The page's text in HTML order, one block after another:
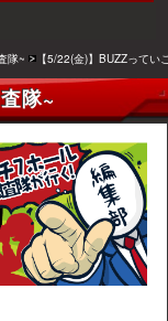
隊~ 【5/22(金)】BUZZって
隊~